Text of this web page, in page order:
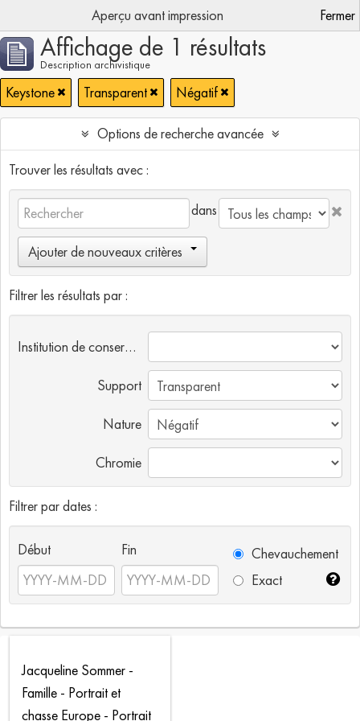
Aperçu avant impression Fermer
Affichage de 1 résultats
Description archivistique
Keystone Transparent Négatif
Options de recherche avancée
Trouver les résultats avec :
dans
Ajouter de nouveaux critères
Filtrer les résultats par :
Institution de conservation
Support
Nature
Chromie
Filtrer par dates :
Début Fin
Chevauchement
Exact
Jacqueline Sommer -
Famille - Portrait et
chasse Europe - Portrait